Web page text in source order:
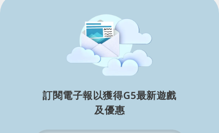
訂閱電子報以獲得G5最新遊戲
及⁠優⁠惠